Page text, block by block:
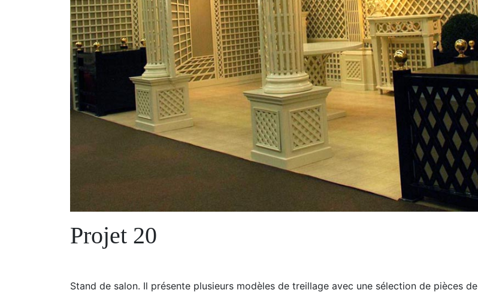
Projet 20
Stand de salon. Il présente plusieurs modèles de treillage avec une sélection de pièces de